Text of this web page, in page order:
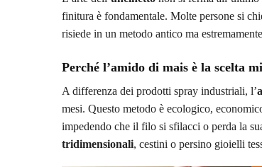
finitura è fondamentale. Molte persone si
risiede in un metodo antico ma
Perché l’amido di mais è la scelta
A differenza dei prodotti spray industriali, l’
mesi. Questo metodo è ecologico,
impedendo che il filo si sfilacci o perda la
tridimensionali, cestini o persino gioielli